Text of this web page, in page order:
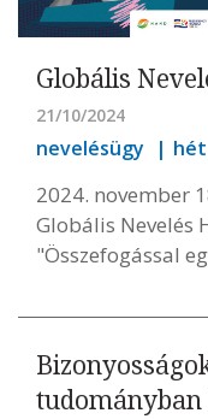
Globális
21/10/2024
nevelésügy hét
2024. november
Globális Nevelés
"Összefogással